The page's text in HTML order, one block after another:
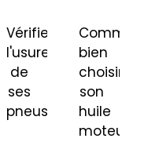
Vérifier
l'usure
de
ses
pneus
Comment
bien
choisir
son
huile
moteur